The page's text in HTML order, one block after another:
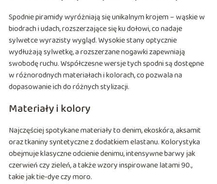
Spodnie piramidy wyróżniają się unikalnym krojem – wąskie w
biodrach i udach, rozszerzające się ku dołowi, co nadaje
sylwetce wyrazisty wygląd. Wysokie stany optycznie
wydłużają sylwetkę, a rozszerzane nogawki zapewniają
swobodę ruchu. Współczesne wersje tych spodni są dostępne
w różnorodnych materiałach i kolorach, co pozwala na
dopasowanie ich do różnych stylizacji.
Materiały i kolory
Najczęściej spotykane materiały to denim, ekoskóra, aksamit
oraz tkaniny syntetyczne z dodatkiem elastanu. Kolorystyka
obejmuje klasyczne odcienie denimu, intensywne barwy jak
czerwień czy zieleń, a także wzory inspirowane latami 90.,
takie jak tie-dye czy moro.